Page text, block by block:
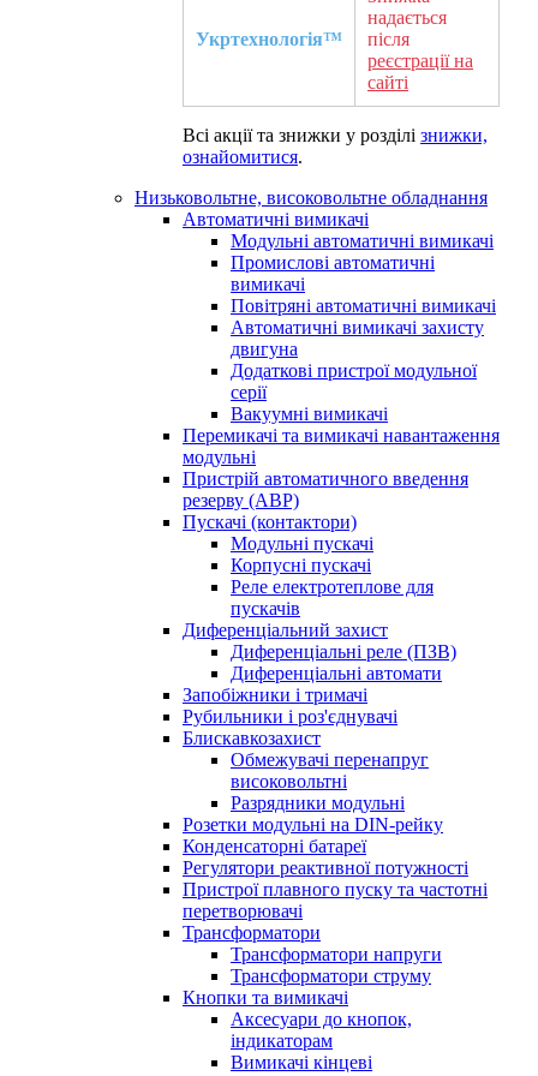
Укртехнологія™
надається
після
реєстрації на
сайті
Всі акції та знижки у розділі знижки,
ознайомитися.
Низьковольтне, високовольтне обладнання
Автоматичні вимикачі
Модульні автоматичні вимикачі
Промислові автоматичні
вимикачі
Повітряні автоматичні вимикачі
Автоматичні вимикачі захисту
двигуна
Додаткові пристрої модульної
серії
Вакуумні вимикачі
Перемикачі та вимикачі навантаження
модульні
Пристрій автоматичного введення
резерву (АВР)
Пускачі (контактори)
Модульні пускачі
Корпусні пускачі
Реле електротеплове для
пускачів
Диференціальний захист
Диференціальні реле (ПЗВ)
Диференціальні автомати
Запобіжники і тримачі
Рубильники і роз'єднувачі
Блискавкозахист
Обмежувачі перенапруг
високовольтні
Разрядники модульні
Розетки модульні на DIN-рейку
Конденсаторні батареї
Регулятори реактивної потужності
Пристрої плавного пуску та частотні
перетворювачі
Трансформатори
Трансформатори напруги
Трансформатори струму
Кнопки та вимикачі
Аксесуари до кнопок,
індикаторам
Вимикачі кінцеві